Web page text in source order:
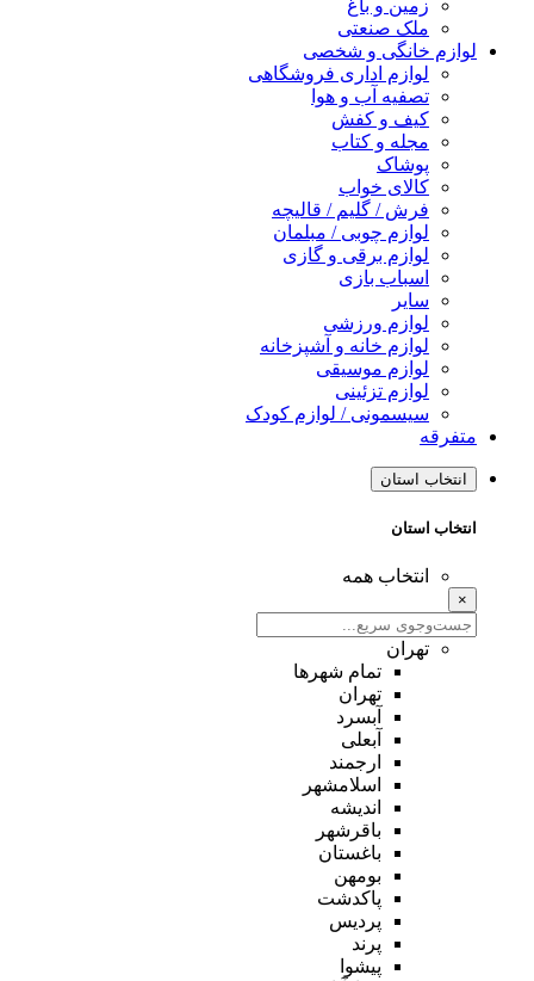
زمین و باغ
ملک صنعتی
لوازم خانگی و شخصی
لوازم اداری فروشگاهی
تصفیه آب و هوا
کیف و کفش
مجله و کتاب
پوشاک
کالای خواب
فرش / گلیم / قالیچه
لوازم چوبی / مبلمان
لوازم برقی و گازی
اسباب بازی
سایر
لوازم ورزشی
لوازم خانه و آشپزخانه
لوازم موسیقی
لوازم تزئینی
سیسمونی / لوازم کودک
متفرقه
انتخاب استان
انتخاب استان
انتخاب همه
×
تهران
تمام شهر‌ها
تهران
آبسرد
آبعلی
ارجمند
اسلامشهر
اندیشه
باقرشهر
باغستان
بومهن
پاکدشت
پردیس
پرند
پیشوا